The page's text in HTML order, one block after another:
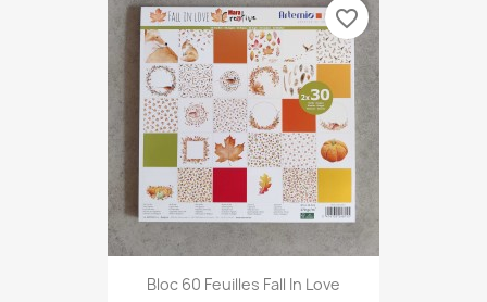
Bloc 60 Feuilles Fall In Love
favorite_border